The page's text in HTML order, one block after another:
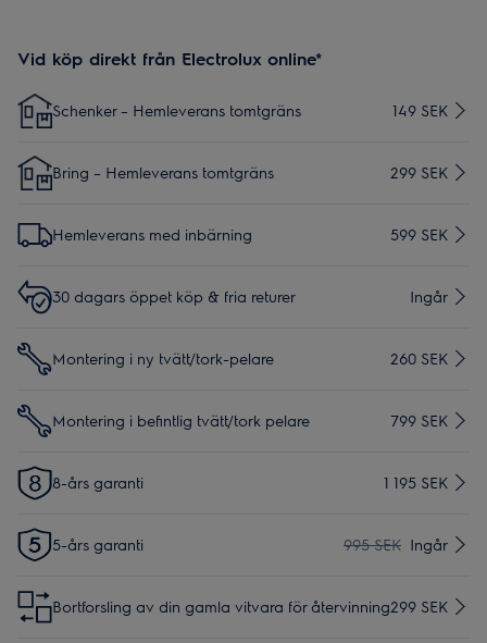
Vid köp direkt från Electrolux online*
Schenker – Hemleverans tomtgräns 149 SEK
Bring – Hemleverans tomtgräns 299 SEK
Hemleverans med inbärning 599 SEK
30 dagars öppet köp & fria returer Ingår
Montering i ny tvätt/tork-pelare 260 SEK
Montering i befintlig tvätt/tork pelare 799 SEK
8-års garanti 1 195 SEK
5-års garanti 995 SEK Ingår
Bortforsling av din gamla vitvara för återvinning299 SEK